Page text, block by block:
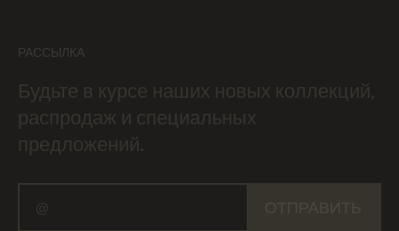
РАССЫЛКА
Будьте в курсе наших новых коллекций,
распродаж и специальных
предложений.